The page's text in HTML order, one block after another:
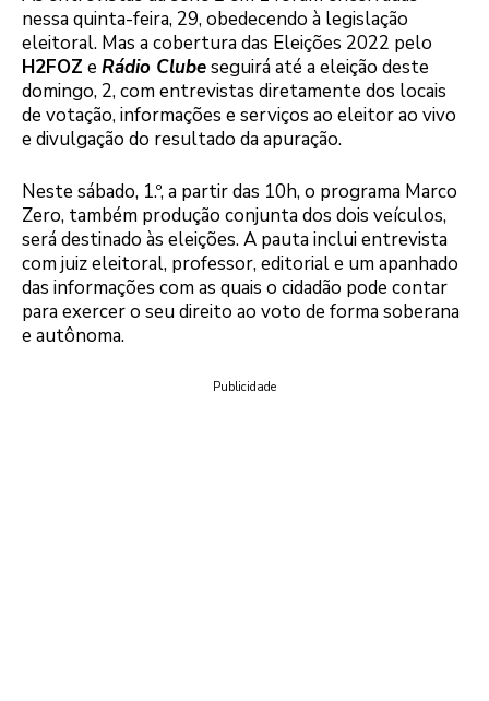
nessa quinta-feira, 29, obedecendo à legislação
eleitoral. Mas a cobertura das Eleições 2022 pelo
H2FOZ e Rádio Clubeseguirá até a eleição deste
domingo, 2, com entrevistas diretamente dos locais
de votação, informações e serviços ao eleitor ao vivo
e divulgação do resultado da apuração.
Neste sábado, 1.º, a partir das 10h, o programa Marco
Zero, também produção conjunta dos dois veículos,
será destinado às eleições. A pauta inclui entrevista
com juiz eleitoral, professor, editorial e um apanhado
das informações com as quais o cidadão pode contar
para exercer o seu direito ao voto de forma soberana
e autônoma.
Publicidade